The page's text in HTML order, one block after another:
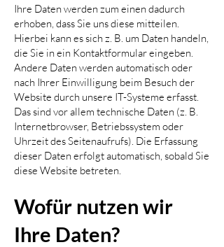
Ihre Daten werden zum einen dadurch
erhoben, dass Sie uns diese mitteilen.
Hierbei kann es sich z. B. um Daten handeln,
die Sie in ein Kontaktformular eingeben.
Andere Daten werden automatisch oder
nach Ihrer Einwilligung beim Besuch der
Website durch unsere IT-Systeme erfasst.
Das sind vor allem technische Daten (z. B.
Internetbrowser, Betriebssystem oder
Uhrzeit des Seitenaufrufs). Die Erfassung
dieser Daten erfolgt automatisch, sobald Sie
diese Website betreten.
Wofür nutzen wir
Ihre Daten?